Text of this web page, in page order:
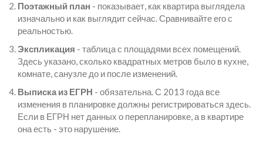
Поэтажный план - показывает, как квартира выглядела
изначально и как выглядит сейчас. Сравнивайте его с
реальностью.
Экспликация - таблица с площадями всех помещений.
Здесь указано, сколько квадратных метров было в кухне,
комнате, санузле до и после изменений.
Выписка из ЕГРН - обязательна. С 2013 года все
изменения в планировке должны регистрироваться здесь.
Если в ЕГРН нет данных о перепланировке, а в квартире
она есть - это нарушение.